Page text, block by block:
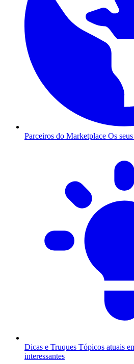
Parceiros do Marketplace Os
Dicas e Truques Tópicos atuais
interessantes